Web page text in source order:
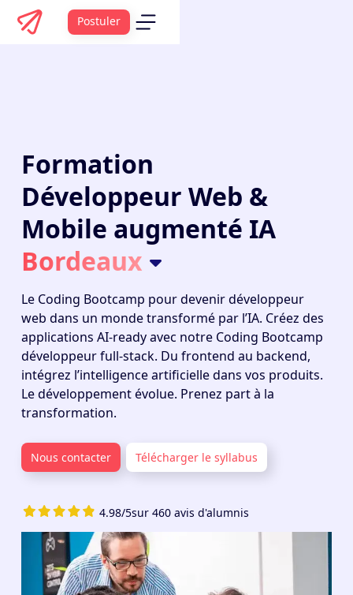
Postuler
Formation
Développeur Web &
Mobile augmenté IA
Bordeaux
Le Coding Bootcamp pour devenir développeur
web dans un monde transformé par l’IA. Créez des
applications AI-ready avec notre Coding Bootcamp
développeur full-stack. Du frontend au backend,
intégrez l’intelligence artificielle dans vos produits.
Le développement évolue. Prenez part à la
transformation.
Nous contacter Télécharger le syllabus
4.98/5sur 460 avis d'alumnis